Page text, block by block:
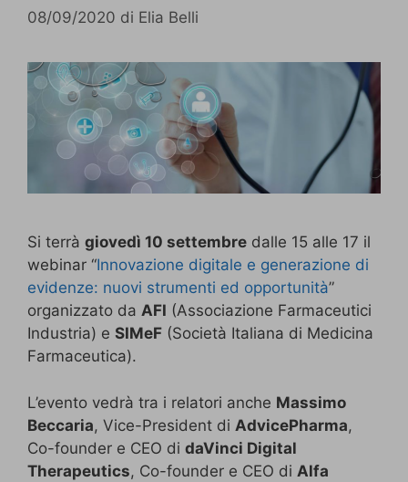
08/09/2020 di Elia Belli
Si terrà giovedì 10 settembre dalle 15 alle 17 il
webinar “Innovazione digitale e generazione di
evidenze: nuovi strumenti ed opportunità”
organizzato da AFI (Associazione Farmaceutici
Industria) e SIMeF (Società Italiana di Medicina
Farmaceutica).
L’evento vedrà tra i relatori anche Massimo
Beccaria, Vice-President di AdvicePharma,
Co-founder e CEO di daVinci Digital
Therapeutics, Co-founder e CEO di Alfa